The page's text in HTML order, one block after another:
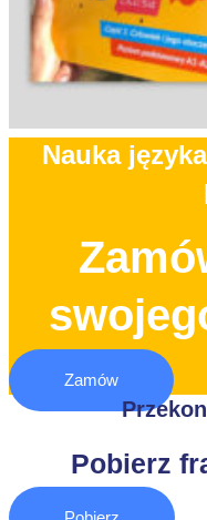
Nauka
Zamów
Pobierz